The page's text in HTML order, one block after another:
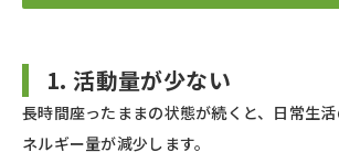
1. 活動量が少ない
長時間座ったままの状態が続くと、日常生
ネルギー量が減少します。